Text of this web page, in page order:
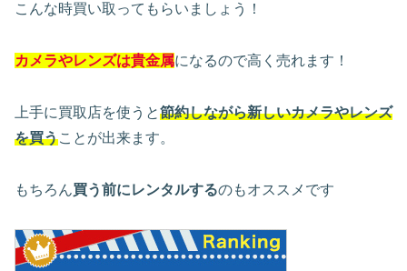
こんな時買い取ってもらいましょう！
カメラやレンズは貴金属になるので高く売れます！
上手に買取店を使うと節約しながら新しいカメラやレンズ
を買うことが出来ます。
もちろん買う前にレンタルするのもオススメです